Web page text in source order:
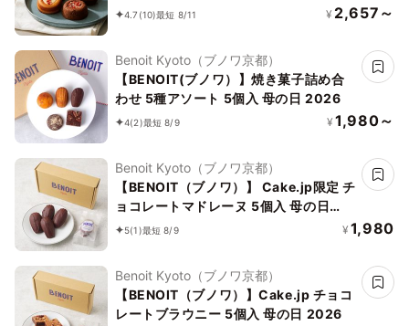
4.7 (10)最短 8/11 ¥ 2,657～
Benoit Kyoto（ブノワ京都）
【BENOIT(ブノワ）】焼き菓子詰め合
わせ 5種アソート 5個入 母の日 2026
4(2)最短 8/9 ¥ 1,980～
Benoit Kyoto（ブノワ京都）
【BENOIT（ブノワ）】 Cake.jp限定 チ
ョコレートマドレーヌ 5個入 母の日
2026
5(1)最短 8/9 ¥ 1,980
Benoit Kyoto（ブノワ京都）
【BENOIT（ブノワ）】Cake.jp チョコ
レートブラウニー 5個入 母の日 2026